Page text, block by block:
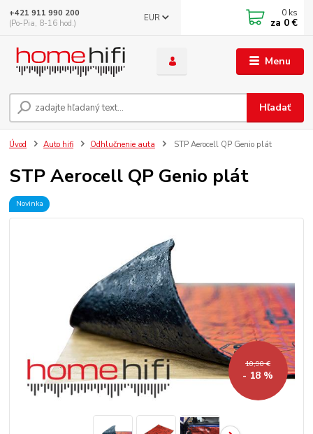
Menu
EUR
Hľadať
+421 911 990 200
(Po-Pia, 8-16 hod.)
0 ks
za 0 €
Úvod Auto hifi Odhlučnenie auta STP Aerocell QP Genio plát
STP Aerocell QP Genio plát
Novinka
10,90 €
- 18 %